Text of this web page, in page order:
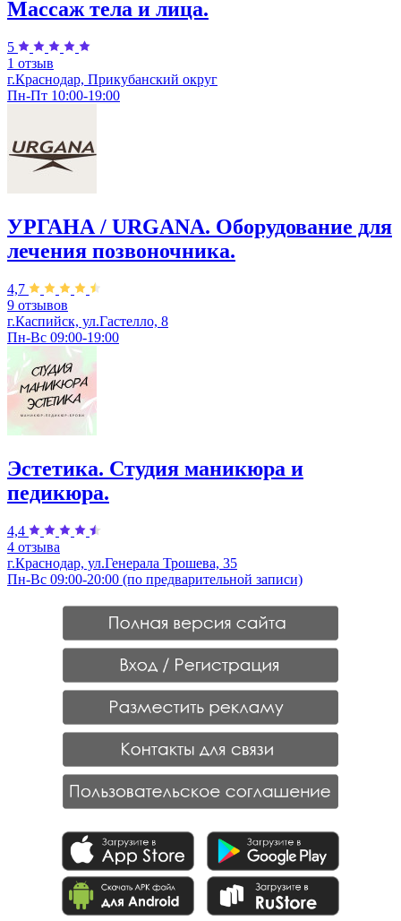
Массаж тела и лица.
5
1 отзыв
г.Краснодар, Прикубанский округ
Пн-Пт 10:00-19:00
УРГАНА / URGANA. Оборудование для
лечения позвоночника.
4,7
9 отзывов
г.Каспийск, ул.Гастелло, 8
Пн-Вс 09:00-19:00
Эстетика. Студия маникюра и
педикюра.
4,4
4 отзыва
г.Краснодар, ул.Генерала Трошева, 35
Пн-Вс 09:00-20:00 (по предварительной записи)